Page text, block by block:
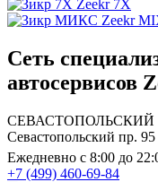
Zeekr 7X
Zeekr
Сеть
автосервисов
СЕВАСТОПОЛЬСКИЙ
Севастопольский пр.
Ежедневно с 8:00 до
+7 (499) 460-69-84